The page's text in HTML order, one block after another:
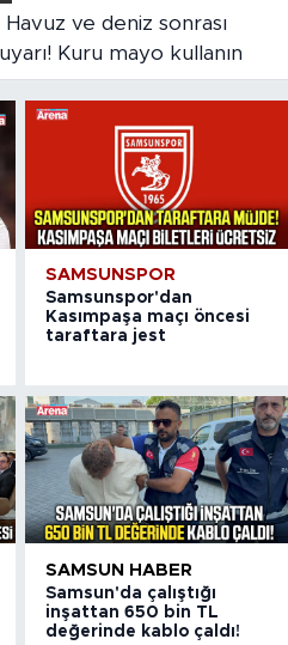
Kuru mayo kullanın
SAMSUNSPOR
Samsunspor'dan
Kasımpaşa maçı öncesi
taraftara jest
SAMSUN HABER
Samsun'da çalıştığı
inşattan 650 bin TL
değerinde kablo çaldı!